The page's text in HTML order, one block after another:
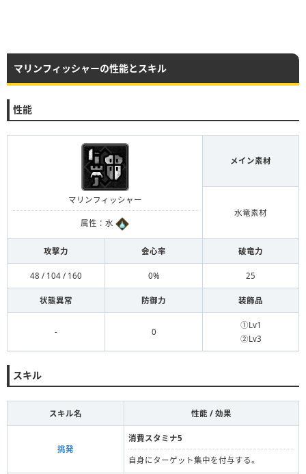
マリンフィッシャーの性能とスキル
性能
マリンフィッシャー
属性：水
メイン素材
水竜素材
攻撃力 会心率 破竜力
48 / 104 / 160 0% 25
状態異常 防御力 装飾品
- 0
①Lv1
②Lv3
スキル
スキル名 性能 / 効果
挑発
消費スタミナ5
自身にターゲット集中を付与する。